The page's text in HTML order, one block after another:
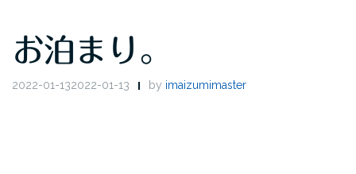
お泊まり。
2022-01-132022-01-13 by imaizumimaster